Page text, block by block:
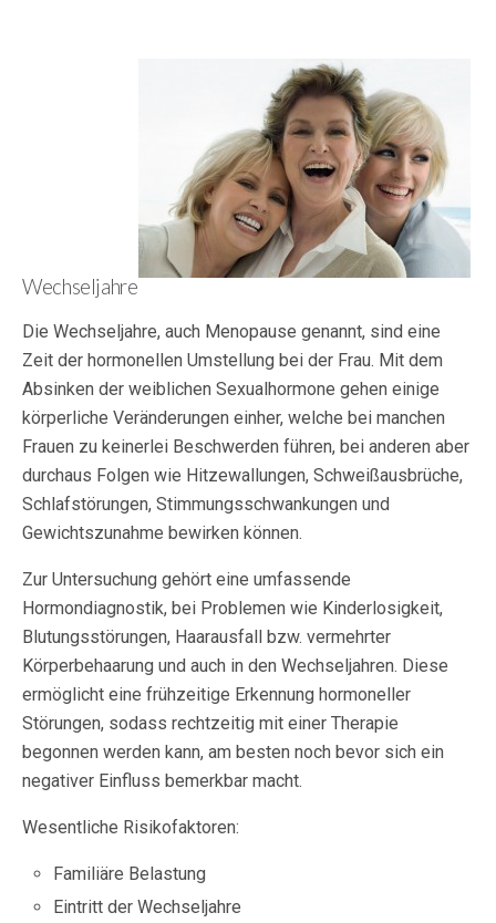
Wechseljahre
Die Wechseljahre, auch Menopause genannt, sind eine
Zeit der hormonellen Umstellung bei der Frau. Mit dem
Absinken der weiblichen Sexualhormone gehen einige
körperliche Veränderungen einher, welche bei manchen
Frauen zu keinerlei Beschwerden führen, bei anderen aber
durchaus Folgen wie Hitzewallungen, Schweißausbrüche,
Schlafstörungen, Stimmungsschwankungen und
Gewichtszunahme bewirken können.
Zur Untersuchung gehört eine umfassende
Hormondiagnostik, bei Problemen wie Kinderlosigkeit,
Blutungsstörungen, Haarausfall bzw. vermehrter
Körperbehaarung und auch in den Wechseljahren. Diese
ermöglicht eine frühzeitige Erkennung hormoneller
Störungen, sodass rechtzeitig mit einer Therapie
begonnen werden kann, am besten noch bevor sich ein
negativer Einfluss bemerkbar macht.
Wesentliche Risikofaktoren:
Familiäre Belastung
Eintritt der Wechseljahre